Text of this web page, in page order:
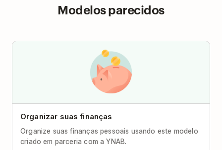
Modelos parecidos
Organizar suas finanças
Organize suas finanças pessoais usando este modelo
criado em parceria com a YNAB.